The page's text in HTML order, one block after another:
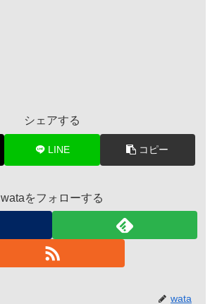
シェアする
LINE コピー
wataをフォローする
wata